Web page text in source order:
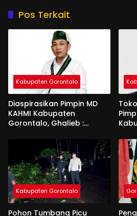
Pos Terkait
Kabupaten Gorontalo
Diaspirasikan Pimpin MD
KAHMI Kabupaten
Gorontalo, Ghalieb :
Kabupaten Gorontalo
Pohon Tumbang Picu